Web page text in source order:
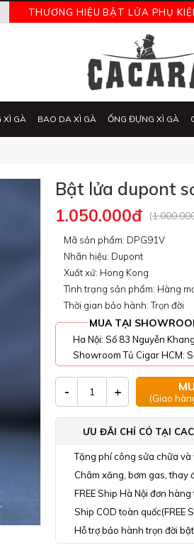
THƯƠNG HIỆU BẬT LỬA PHỤ
XÌ GÀ BAO DA XÌ GÀ ỐNG ĐỰNG XÌ GÀ
Bật lửa dupont
1.050.000đ (
Mã sản phẩm: DPG91V
Nhãn hiệu: Dupont
Xuất xứ: Hong Kong
Tình trạng sản phẩm: Hàng
Thời gian bảo hành: Trọn đời
MUA TẠI
Ha Nội: Số 83 Nguyễn
Showroom Tủ Cigar HCM:
- + (Giao
ƯU ĐÃI CHỈ CÓ TẠI
Tặng phí công sửa chữa và
Châm xăng, bơm gas, thay
FREE Ship Hà Nội đơn
Ship COD toàn quốc(FREE
Hỗ trợ bảo hành trọn đời